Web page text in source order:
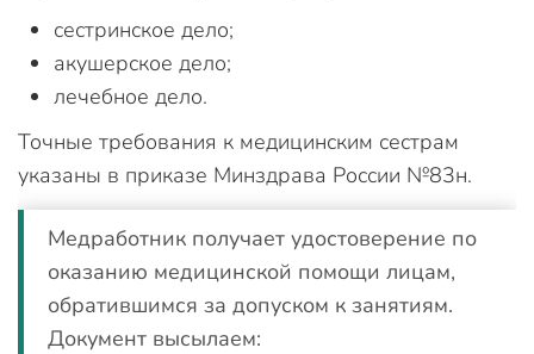
сестринское дело;
акушерское дело;
лечебное дело.
Точные требования к медицинским сестрам
указаны в приказе Минздрава России №83н.
Медработник получает удостоверение по
оказанию медицинской помощи лицам,
обратившимся за допуском к занятиям.
Документ высылаем: